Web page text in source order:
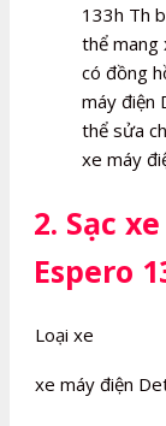
133h Th
thể mang
có đồng
máy điện
thể sửa
xe máy
2. Sạc
Espero
Loại xe
xe máy điện